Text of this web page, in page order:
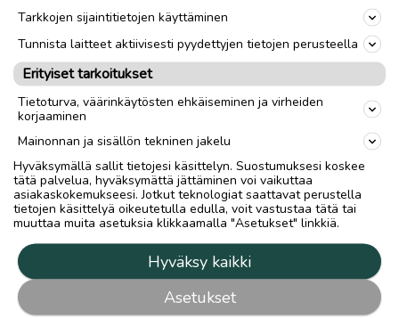
Rengastyyppi
Kesärenkaat
Renkaiden leveys
225mm
Renkaiden profiili
55
Renkaiden merkki
link
Ilmoittaja:T. P
Katso ilmoittajan kaikki ilmoitukset(4)
OTA YHTEYTTÄ ILMOITTAJAAN
Tarkkojen sijaintitietojen käyttäminen
Tunnista laitteet aktiivisesti pyydettyjen tietojen perusteella
Erityiset tarkoitukset
Tietoturva, väärinkäytösten ehkäiseminen ja virheiden
korjaaminen
Mainonnan ja sisällön tekninen jakelu
Hyväksymällä sallit tietojesi käsittelyn. Suostumuksesi koskee
tätä palvelua, hyväksymättä jättäminen voi vaikuttaa
asiakaskokemukseesi. Jotkut teknologiat saattavat perustella
tietojen käsittelyä oikeutetulla edulla, voit vastustaa tätä tai
muuttaa muita asetuksia klikkaamalla "Asetukset" linkkiä.
Hyväksy kaikki
Asetukset